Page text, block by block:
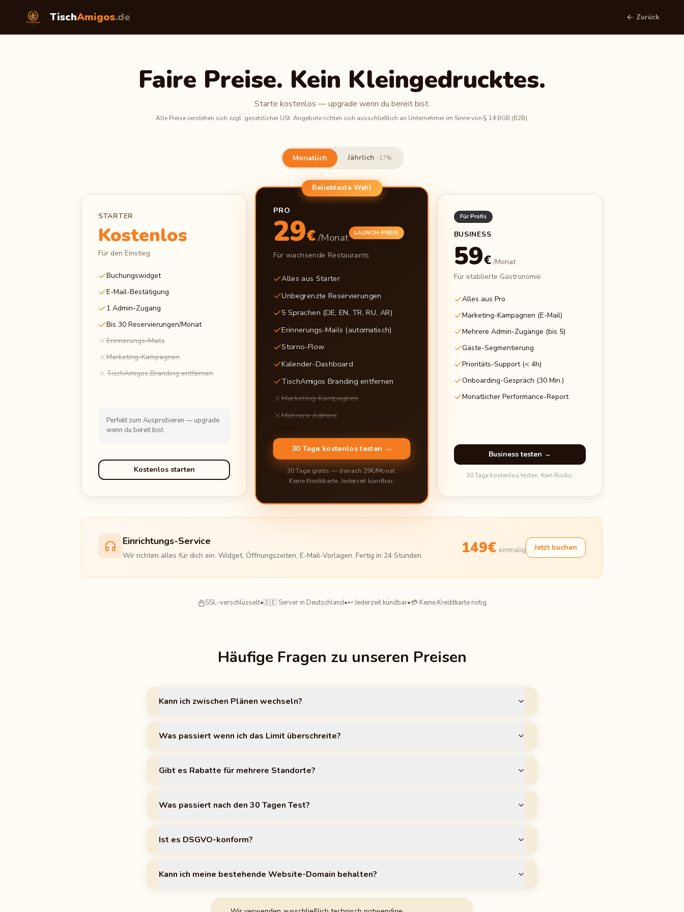
TischAmigos.de Zurück
Faire Preise. Kein Kleingedrucktes.
Starte kostenlos — upgrade wenn du bereit bist.
Alle Preise verstehen sich zzgl. gesetzlicher USt. Angebote richten sich ausschließlich an Unternehmer im Sinne von § 14 BGB (B2B).
Monatlich Jährlich -17%
STARTER
Kostenlos
Für den Einstieg
Buchungswidget
E-Mail-Bestätigung
1 Admin-Zugang
Bis 30 Reservierungen/Monat
Erinnerungs-Mails
Marketing-Kampagnen
TischAmigos Branding entfernen
Perfekt zum Ausprobieren — upgrade
wenn du bereit bist.
Kostenlos starten
Beliebteste Wahl
PRO
29€ /Monat LAUNCH-PREIS
Für wachsende Restaurants
Alles aus Starter
Unbegrenzte Reservierungen
5 Sprachen (DE, EN, TR, RU, AR)
Erinnerungs-Mails (automatisch)
Storno-Flow
Kalender-Dashboard
TischAmigos Branding entfernen
Marketing-Kampagnen
Mehrere Admins
30 Tage kostenlos testen →
30 Tage gratis — danach 29€/Monat.
Keine Kreditkarte. Jederzeit kündbar.
Für Profis
BUSINESS
59€ /Monat
Für etablierte Gastronomie
Alles aus Pro
Marketing-Kampagnen (E-Mail)
Mehrere Admin-Zugänge (bis 5)
Gäste-Segmentierung
Prioritäts-Support (< 4h)
Onboarding-Gespräch (30 Min.)
Monatlicher Performance-Report
Business testen →
30 Tage kostenlos testen. Kein Risiko.
Einrichtungs-Service
Wir richten alles für dich ein. Widget, Öffnungszeiten, E-Mail-Vorlagen. Fertig in 24 Stunden. 149€ einmalig Jetzt buchen
SSL-verschlüsselt•🇩🇪 Server in Deutschland•↩ Jederzeit kündbar•💳 Keine Kreditkarte nötig
Häufige Fragen zu unseren Preisen
Kann ich zwischen Plänen wechseln?
Was passiert wenn ich das Limit überschreite?
Gibt es Rabatte für mehrere Standorte?
Was passiert nach den 30 Tagen Test?
Ist es DSGVO-konform?
Kann ich meine bestehende Website-Domain behalten?